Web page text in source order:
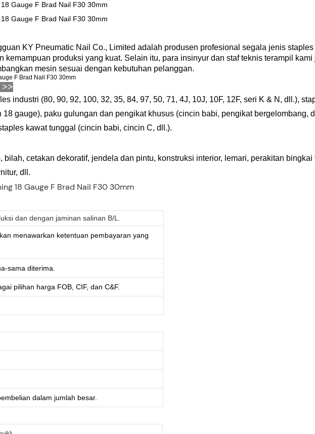
KY Pneumatic Nail Co., Limited adalah produsen profesional segala jenis
kemampuan produksi yang kuat. Selain itu, para insinyur dan staf teknis terampil kami
mesin sesuai dengan kebutuhan pelanggan.
>>
industri (80, 90, 92, 100, 32, 35, 84, 97, 50, 71, 4J, 10J, 10F, 12F, seri K & N, dll.),
18 gauge), paku gulungan dan pengikat khusus (cincin babi, pengikat bergelombang,
kawat tunggal (cincin babi, cincin C, dll.).
cetakan dekoratif, jendela dan pintu, konstruksi interior, lemari, perakitan
dll.
dan dengan jaminan salinan B/L.
menawarkan ketentuan pembayaran yang
sama diterima.
pilihan harga FOB, CIF, dan C&F.
dalam jumlah besar.